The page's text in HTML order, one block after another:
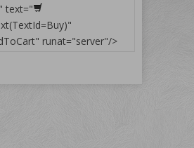
text="
runat="server"/>